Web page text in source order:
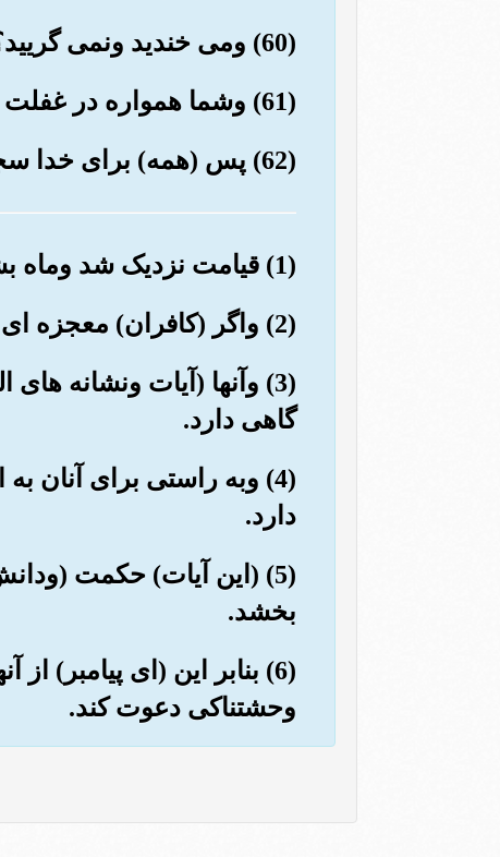
(60) ومی خندید ونمی گریید؟!
(61) وشما همواره در غفلت (وهوس رانی) هستید.
(62) پس (همه) برای خدا سجده کنید, واورا بپرستید( ).
(1) قیامت نزدیک شد وماه بشکافت( ).
(2) واگر (کافران) معجزه ای ببینند, روی بگردانند وگویند: «(این) جادویی قوی است».
(3) وآنها (آیات ونشانه
گاهی دارد.
(4) وبه راستی برای آنان
دارد.
(5) (این آیات) حکمت
بخشد.
(6) بنابر این (ای پیامبر)
وحشتناکی دعوت کند.